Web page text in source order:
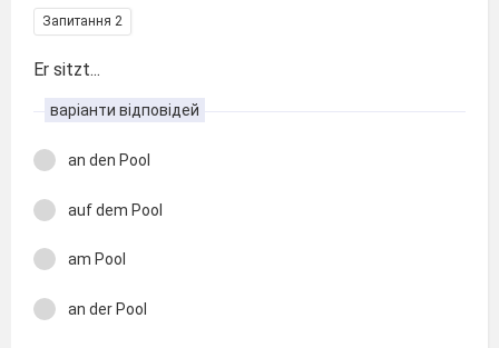
Запитання 2
Er sitzt...
варіанти відповідей
an den Pool
auf dem Pool
am Pool
an der Pool